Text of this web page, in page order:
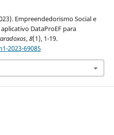
Empreendedorismo Social e
DataProEF para
,8(1), 1-19.
2023-69085